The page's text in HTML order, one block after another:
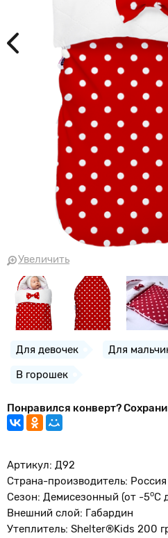
Увеличить
Для девочек Для
В горошек
Понравился конверт?
Артикул: Д92
Страна-производитель: Россия
Сезон: Демисезонный (от -5оС
Внешний слой: Габардин
Утеплитель: Shelter®Kids 200